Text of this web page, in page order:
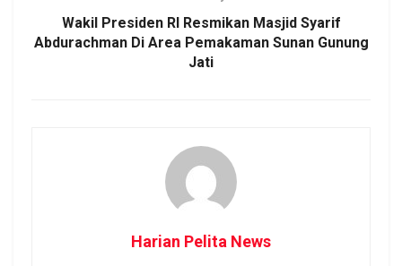
Wakil Presiden RI Resmikan Masjid Syarif
Abdurachman Di Area Pemakaman Sunan Gunung
Jati
Harian Pelita News